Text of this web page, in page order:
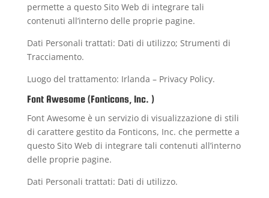
permette a questo Sito Web di integrare tali
contenuti all’interno delle proprie pagine.
Dati Personali trattati: Dati di utilizzo; Strumenti di
Tracciamento.
Luogo del trattamento: Irlanda – Privacy Policy.
Font Awesome (Fonticons, Inc. )
Font Awesome è un servizio di visualizzazione di stili
di carattere gestito da Fonticons, Inc. che permette a
questo Sito Web di integrare tali contenuti all’interno
delle proprie pagine.
Dati Personali trattati: Dati di utilizzo.